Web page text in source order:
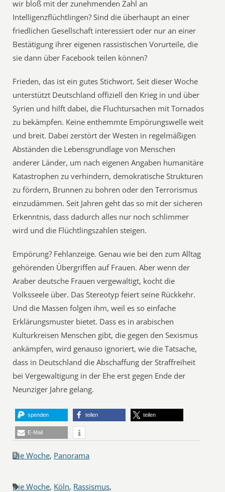
wir bloß mit der zunehmenden Zahl an
Intelligenzflüchtlingen? Sind die überhaupt an einer
friedlichen Gesellschaft interessiert oder nur an einer
Bestätigung ihrer eigenen rassistischen Vorurteile, die
sie dann über Facebook teilen können?
Frieden, das ist ein gutes Stichwort. Seit dieser Woche
unterstützt Deutschland offiziell den Krieg in und über
Syrien und hilft dabei, die Fluchtursachen mit Tornados
zu bekämpfen. Keine enthemmte Empörungswelle weit
und breit. Dabei zerstört der Westen in regelmäßigen
Abständen die Lebensgrundlage von Menschen
anderer Länder, um nach eigenen Angaben humanitäre
Katastrophen zu verhindern, demokratische Strukturen
zu fördern, Brunnen zu bohren oder den Terrorismus
einzudämmen. Seit Jahren geht das so mit der sicheren
Erkenntnis, dass dadurch alles nur noch schlimmer
wird und die Flüchtlingszahlen steigen.
Empörung? Fehlanzeige. Genau wie bei den zum Alltag
gehörenden Übergriffen auf Frauen. Aber wenn der
Araber deutsche Frauen vergewaltigt, kocht die
Volksseele über. Das Stereotyp feiert seine Rückkehr.
Und die Massen folgen ihm, weil es so einfache
Erklärungsmuster bietet. Dass es in arabischen
Kulturkreisen Menschen gibt, die gegen den Sexismus
ankämpfen, wird genauso ignoriert, wie die Tatsache,
dass in Deutschland die Abschaffung der Straffreiheit
bei Vergewaltigung in der Ehe erst gegen Ende der
Neunziger Jahre gelang.
spenden teilen teilen
E-Mail
Die Woche, Panorama
Die Woche, Köln, Rassismus,